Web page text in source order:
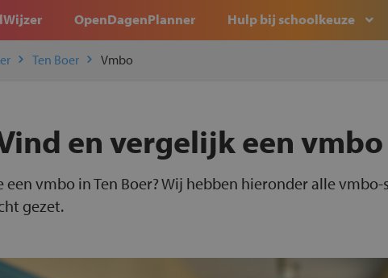
OpenDagenPlanner Hulp bij schoolkeuze
Ten Boer Vmbo
en vergelijk een
een vmbo in Ten Boer? Wij hebben hieronder alle
gezet.